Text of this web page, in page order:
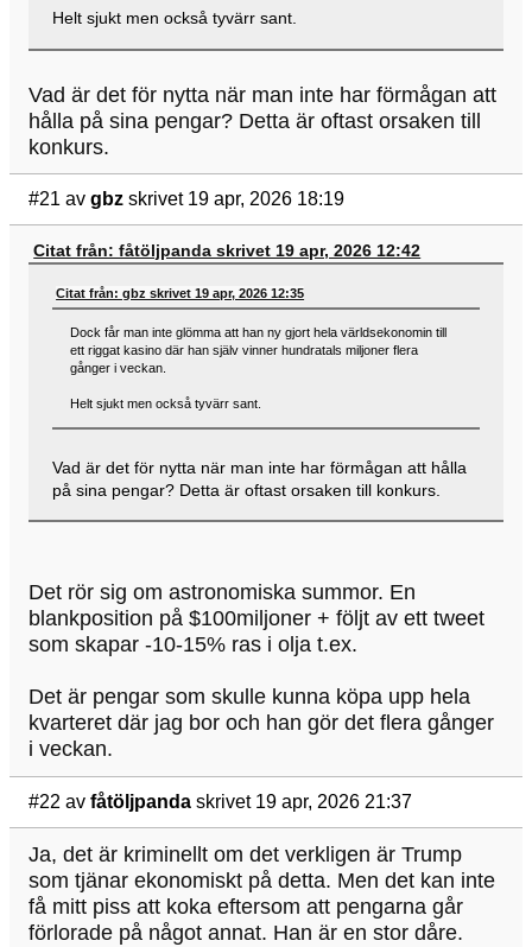
Helt sjukt men också tyvärr sant.
Vad är det för nytta när man inte har förmågan att
hålla på sina pengar? Detta är oftast orsaken till
konkurs.
#21 av gbz skrivet 19 apr, 2026 18:19
Citat från: fåtöljpanda skrivet 19 apr, 2026 12:42
Citat från: gbz skrivet 19 apr, 2026 12:35
Dock får man inte glömma att han ny gjort hela världsekonomin till
ett riggat kasino där han själv vinner hundratals miljoner flera
gånger i veckan.
Helt sjukt men också tyvärr sant.
Vad är det för nytta när man inte har förmågan att hålla
på sina pengar? Detta är oftast orsaken till konkurs.
Det rör sig om astronomiska summor. En
blankposition på $100miljoner + följt av ett tweet
som skapar -10-15% ras i olja t.ex.
Det är pengar som skulle kunna köpa upp hela
kvarteret där jag bor och han gör det flera gånger
i veckan.
#22 av fåtöljpanda skrivet 19 apr, 2026 21:37
Ja, det är kriminellt om det verkligen är Trump
som tjänar ekonomiskt på detta. Men det kan inte
få mitt piss att koka eftersom att pengarna går
förlorade på något annat. Han är en stor dåre.